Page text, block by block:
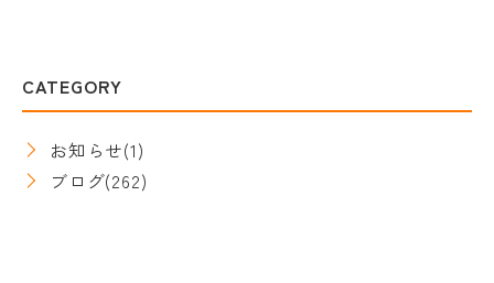
CATEGORY
お知らせ(1)
ブログ(262)